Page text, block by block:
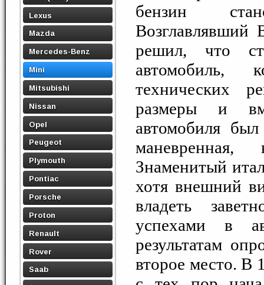
Lexus
Mazda
Mercedes-Benz
Mini
Mitsubishi
Nissan
Opel
Peugeot
Plymouth
Pontiac
Porsche
Proton
Renault
Rover
Saab
бензин
решил, что
автомобиль,
технических
размеры и
автомобиля
Знаменитый
хотя внешний
владеть
успехами в
результатам
второе место. В